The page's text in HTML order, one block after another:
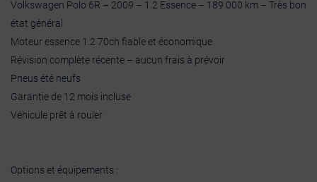
Volkswagen Polo 6R – 2009 – 1.2 Essence – 189 000 km – Très bon
état général
Moteur essence 1.2 70ch fiable et économique
Révision complète récente – aucun frais à prévoir
Pneus été neufs
Garantie de 12 mois incluse
Véhicule prêt à rouler
Options et équipements :